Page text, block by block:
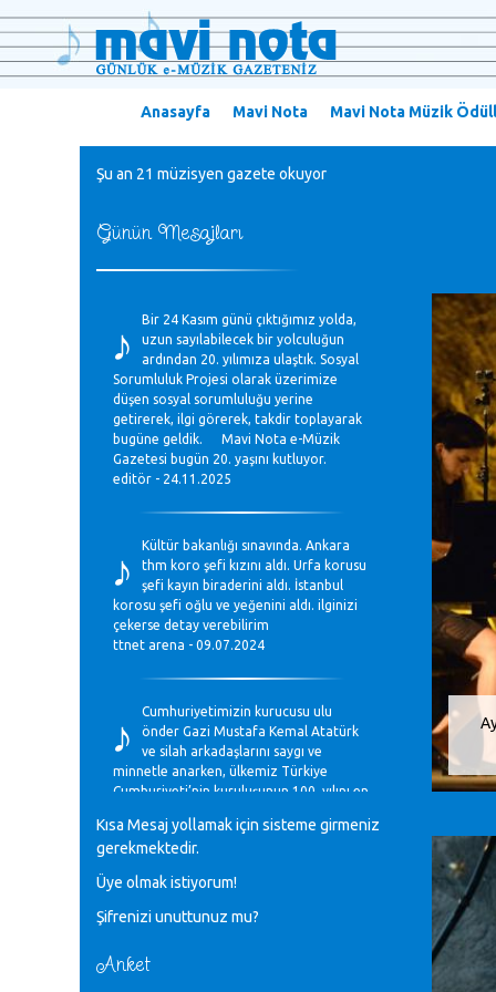
Anasayfa Mavi Nota Mavi Nota Müzik
Şu an 21 müzisyen gazete okuyor
Günün Mesajları
♪
Bir 24 Kasım günü çıktığımız yolda,
uzun sayılabilecek bir yolculuğun
ardından 20. yılımıza ulaştık. Sosyal
Sorumluluk Projesi olarak üzerimize
düşen sosyal sorumluluğu yerine
getirerek, ilgi görerek, takdir toplayarak
bugüne geldik. Mavi Nota e-Müzik
Gazetesi bugün 20. yaşını kutluyor.
editör - 24.11.2025
♪
Kültür bakanlığı sınavında. Ankara
thm koro şefi kızını aldı. Urfa korusu
şefi kayın biraderini aldı. İstanbul
korosu şefi oğlu ve yeğenini aldı. ilginizi
çekerse detay verebilirim
ttnet arena - 09.07.2024
♪
Cumhuriyetimizin kurucusu ulu
önder Gazi Mustafa Kemal Atatürk
ve silah arkadaşlarını saygı ve
minnetle anarken, ülkemiz Türkiye
Cumhuriyeti’nin kuruluşunun 100. yılını en
Mavi Nota - 28.10.2023
♪
Müzik Bölümlerinin Eğitim
Gülşah Sargın Kaptaş - 28.10.2023
Kısa Mesaj yollamak için sisteme girmeniz
gerekmektedir.
Üye olmak istiyorum!
Şifrenizi unuttunuz mu?
Anket